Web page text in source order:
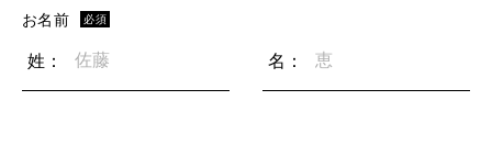
お名前 必須
姓： 名：